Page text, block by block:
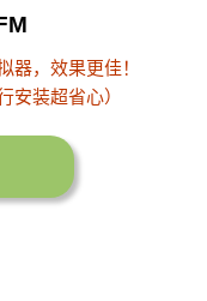
器，效果更佳！
安装超省心）